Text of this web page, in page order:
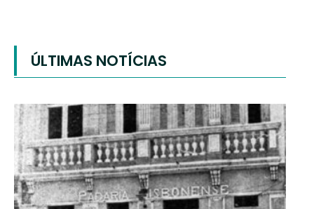
ÚLTIMAS NOTÍCIAS